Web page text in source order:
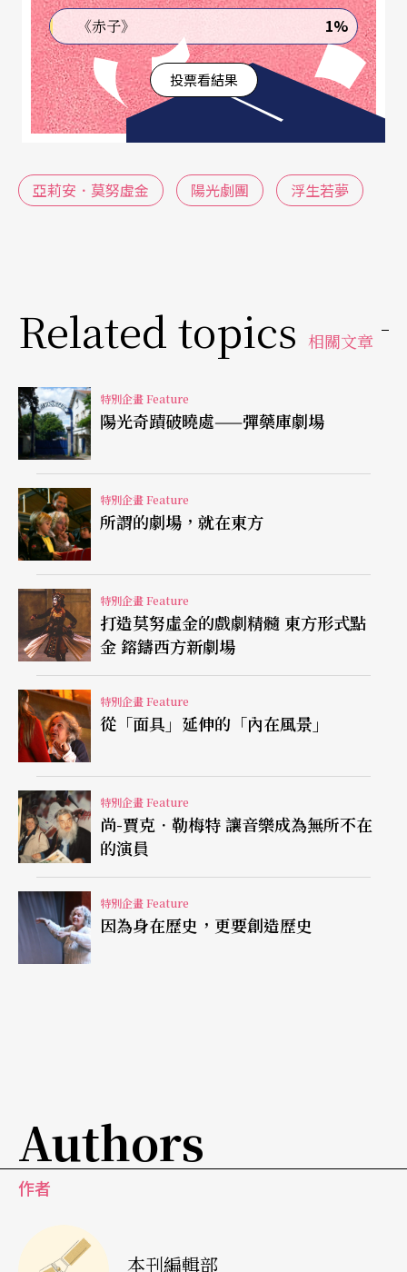
的行事作風、作品美學、創作方法、關注議題、以
及陽光劇團的營運模式，探索莫努虛金與陽光劇團
如何創造——藝術的力量！
《赤子》 1%
投票看結果
亞莉安．莫努虛金 陽光劇團 浮生若夢
Related topics 相關文章
特別企畫 Feature
陽光奇蹟破曉處——彈藥庫劇場
特別企畫 Feature
所謂的劇場，就在東方
特別企畫 Feature
打造莫努虛金的戲劇精髓 東方形式點
金 鎔鑄西方新劇場
特別企畫 Feature
從「面具」延伸的「內在風景」
特別企畫 Feature
尚-賈克．勒梅特 讓音樂成為無所不在
的演員
特別企畫 Feature
因為身在歷史，更要創造歷史
Authors
作者
本刊編輯部